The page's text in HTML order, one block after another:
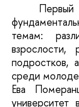
темам:
подростков,
среди
Ева